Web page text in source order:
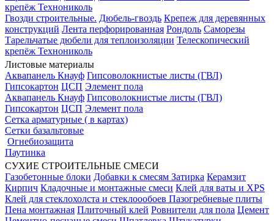
крепёж Технониколь
Гвозди строительные. Дюбель-гвоздь Крепеж для деревянных
конструкций Лента перфорированная Рондоль Саморезы
Тарельчатые дюбели для теплоизоляции Телескопический
крепёж Технониколь
Листовые материалы
Аквапанель Кнауф Гипсоволокнистые листы (ГВЛ)
Гипсокартон ЦСП Элемент пола
Аквапанель Кнауф Гипсоволокнистые листы (ГВЛ)
Гипсокартон ЦСП Элемент пола
Сетка арматурные ( в картах)
Сетки базальтовые
Огнебиозащита
Паутинка
СУХИЕ СТРОИТЕЛЬНЫЕ СМЕСИ
Газобетонные блоки Добавки к смесям Затирка Керамзит
Кирпич Кладочные и монтажные смеси Клей для ваты и XPS
Клей для стеклохолста и стеклоообоев Пазогребневые плиты
Пена монтажная Плиточный клей Ровнители для пола Цемент